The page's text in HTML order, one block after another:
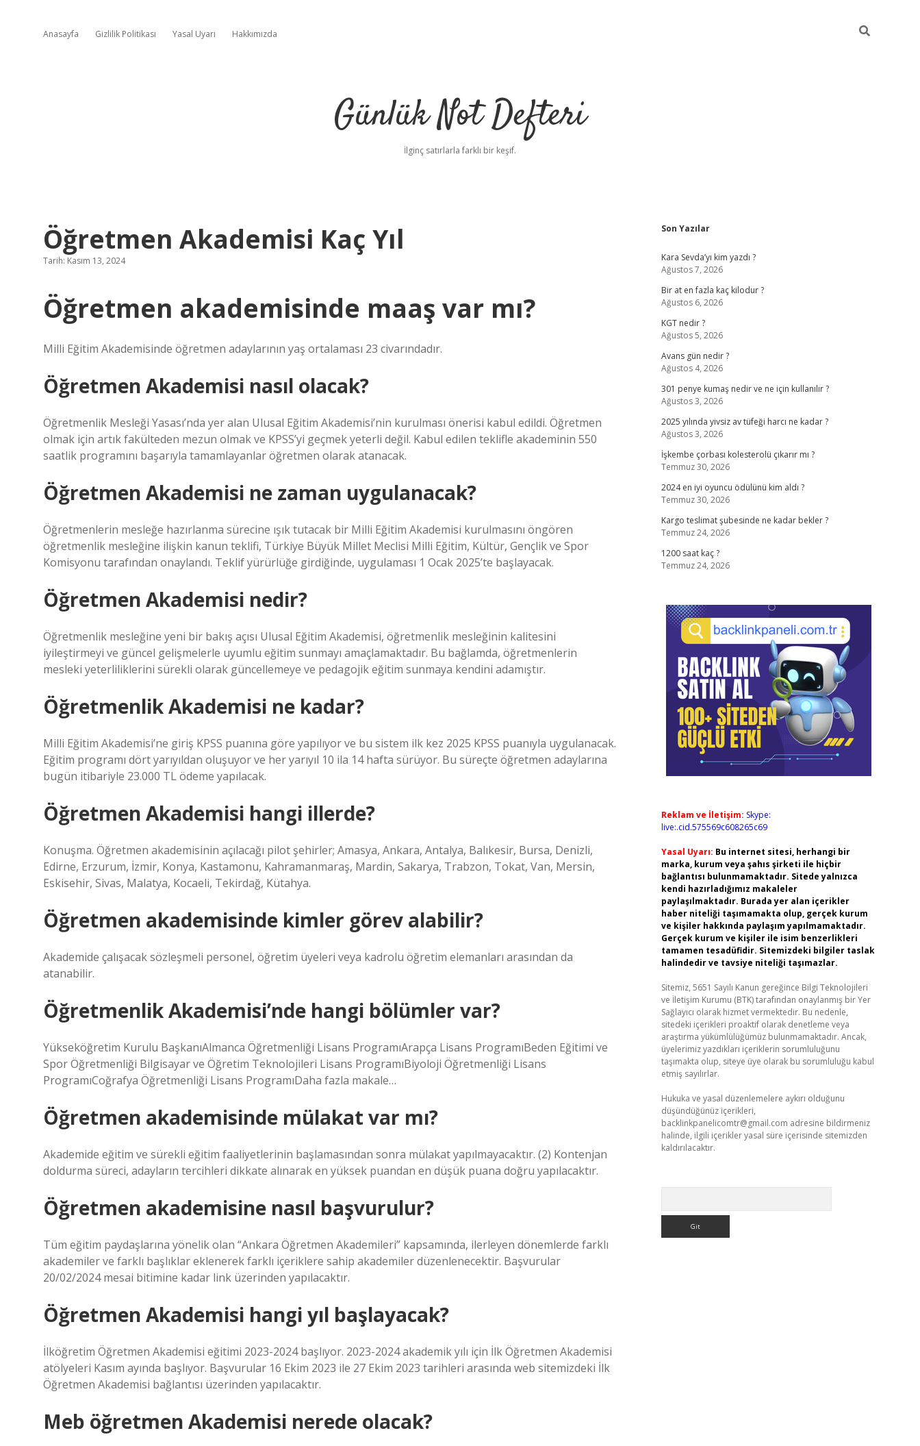
Anasayfa Gizlilik Politikası Yasal Uyarı Hakkımızda
Günlük Not Defteri
İlginç satırlarla farklı bir keşif.
Öğretmen Akademisi Kaç Yıl
Tarih: Kasım 13, 2024
Öğretmen akademisinde maaş var mı?
Milli Eğitim Akademisinde öğretmen adaylarının yaş ortalaması 23 civarındadır.
Öğretmen Akademisi nasıl olacak?
Öğretmenlik Mesleği Yasası’nda yer alan Ulusal Eğitim Akademisi’nin kurulması önerisi kabul edildi. Öğretmen
olmak için artık fakülteden mezun olmak ve KPSS’yi geçmek yeterli değil. Kabul edilen teklifle akademinin 550
saatlik programını başarıyla tamamlayanlar öğretmen olarak atanacak.
Öğretmen Akademisi ne zaman uygulanacak?
Öğretmenlerin mesleğe hazırlanma sürecine ışık tutacak bir Milli Eğitim Akademisi kurulmasını öngören
öğretmenlik mesleğine ilişkin kanun teklifi, Türkiye Büyük Millet Meclisi Milli Eğitim, Kültür, Gençlik ve Spor
Komisyonu tarafından onaylandı. Teklif yürürlüğe girdiğinde, uygulaması 1 Ocak 2025’te başlayacak.
Öğretmen Akademisi nedir?
Öğretmenlik mesleğine yeni bir bakış açısı Ulusal Eğitim Akademisi, öğretmenlik mesleğinin kalitesini
iyileştirmeyi ve güncel gelişmelerle uyumlu eğitim sunmayı amaçlamaktadır. Bu bağlamda, öğretmenlerin
mesleki yeterliliklerini sürekli olarak güncellemeye ve pedagojik eğitim sunmaya kendini adamıştır.
Öğretmenlik Akademisi ne kadar?
Milli Eğitim Akademisi’ne giriş KPSS puanına göre yapılıyor ve bu sistem ilk kez 2025 KPSS puanıyla uygulanacak.
Eğitim programı dört yarıyıldan oluşuyor ve her yarıyıl 10 ila 14 hafta sürüyor. Bu süreçte öğretmen adaylarına
bugün itibariyle 23.000 TL ödeme yapılacak.
Öğretmen Akademisi hangi illerde?
Konuşma. Öğretmen akademisinin açılacağı pilot şehirler; Amasya, Ankara, Antalya, Balıkesir, Bursa, Denizli,
Edirne, Erzurum, İzmir, Konya, Kastamonu, Kahramanmaraş, Mardin, Sakarya, Trabzon, Tokat, Van, Mersin,
Eskisehir, Sivas, Malatya, Kocaeli, Tekirdağ, Kütahya.
Öğretmen akademisinde kimler görev alabilir?
Akademide çalışacak sözleşmeli personel, öğretim üyeleri veya kadrolu öğretim elemanları arasından da
atanabilir.
Öğretmenlik Akademisi’nde hangi bölümler var?
Yükseköğretim Kurulu BaşkanıAlmanca Öğretmenliği Lisans ProgramıArapça Lisans ProgramıBeden Eğitimi ve
Spor Öğretmenliği Bilgisayar ve Öğretim Teknolojileri Lisans ProgramıBiyoloji Öğretmenliği Lisans
ProgramıCoğrafya Öğretmenliği Lisans ProgramıDaha fazla makale…
Öğretmen akademisinde mülakat var mı?
Akademide eğitim ve sürekli eğitim faaliyetlerinin başlamasından sonra mülakat yapılmayacaktır. (2) Kontenjan
doldurma süreci, adayların tercihleri ​​dikkate alınarak en yüksek puandan en düşük puana doğru yapılacaktır.
Öğretmen akademisine nasıl başvurulur?
Tüm eğitim paydaşlarına yönelik olan “Ankara Öğretmen Akademileri” kapsamında, ilerleyen dönemlerde farklı
akademiler ve farklı başlıklar eklenerek farklı içeriklere sahip akademiler düzenlenecektir. Başvurular
20/02/2024 mesai bitimine kadar link üzerinden yapılacaktır.
Öğretmen Akademisi hangi yıl başlayacak?
İlköğretim Öğretmen Akademisi eğitimi 2023-2024 başlıyor. 2023-2024 akademik yılı için İlk Öğretmen Akademisi
atölyeleri Kasım ayında başlıyor. Başvurular 16 Ekim 2023 ile 27 Ekim 2023 tarihleri ​​arasında web sitemizdeki İlk
Öğretmen Akademisi bağlantısı üzerinden yapılacaktır.
Meb öğretmen Akademisi nerede olacak?
Sidebar
Son Yazılar
Kara Sevda’yı kim yazdı ?
Ağustos 7, 2026
Bir at en fazla kaç kilodur ?
Ağustos 6, 2026
KGT nedir ?
Ağustos 5, 2026
Avans gün nedir ?
Ağustos 4, 2026
301 penye kumaş nedir ve ne için kullanılır ?
Ağustos 3, 2026
2025 yılında yivsiz av tüfeği harcı ne kadar ?
Ağustos 3, 2026
İşkembe çorbası kolesterolü çıkarır mı ?
Temmuz 30, 2026
2024 en iyi oyuncu ödülünü kim aldı ?
Temmuz 30, 2026
Kargo teslimat şubesinde ne kadar bekler ?
Temmuz 24, 2026
1200 saat kaç ?
Temmuz 24, 2026
Reklam ve İletişim: Skype:
live:.cid.575569c608265c69
Yasal Uyarı: Bu internet sitesi, herhangi bir
marka, kurum veya şahıs şirketi ile hiçbir
bağlantısı bulunmamaktadır. Sitede yalnızca
kendi hazırladığımız makaleler
paylaşılmaktadır. Burada yer alan içerikler
haber niteliği taşımamakta olup, gerçek kurum
ve kişiler hakkında paylaşım yapılmamaktadır.
Gerçek kurum ve kişiler ile isim benzerlikleri
tamamen tesadüfidir. Sitemizdeki bilgiler taslak
halindedir ve tavsiye niteliği taşımazlar.
Sitemiz, 5651 Sayılı Kanun gereğince Bilgi Teknolojileri
ve İletişim Kurumu (BTK) tarafından onaylanmış bir Yer
Sağlayıcı olarak hizmet vermektedir. Bu nedenle,
sitedeki içerikleri proaktif olarak denetleme veya
araştırma yükümlülüğümüz bulunmamaktadır. Ancak,
üyelerimiz yazdıkları içeriklerin sorumluluğunu
taşımakta olup, siteye üye olarak bu sorumluluğu kabul
etmiş sayılırlar.
Hukuka ve yasal düzenlemelere aykırı olduğunu
düşündüğünüz içerikleri,
backlinkpanelicomtr@gmail.com adresine bildirmeniz
halinde, ilgili içerikler yasal süre içerisinde sitemizden
kaldırılacaktır.